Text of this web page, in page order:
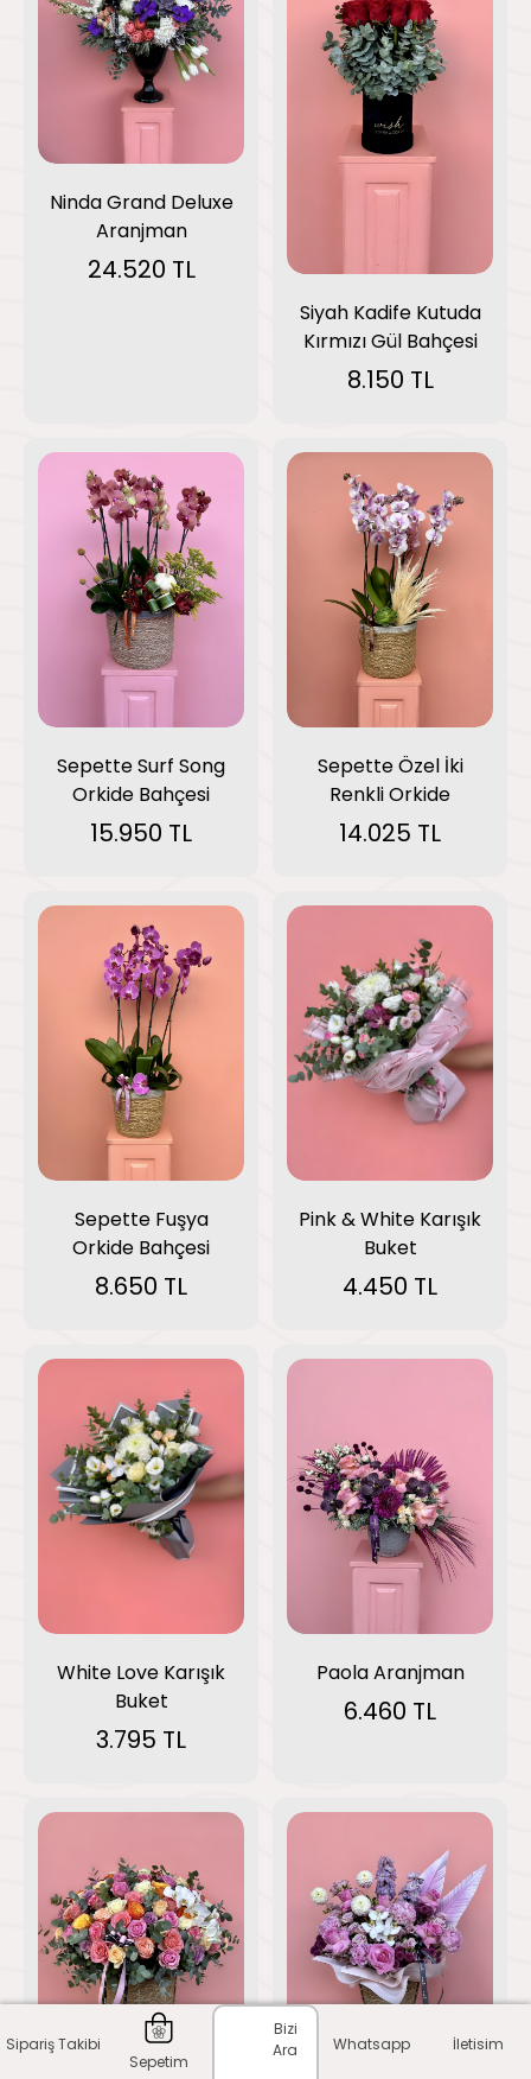
Ninda Grand Deluxe
Aranjman
24.520 TL
Siyah Kadife Kutuda
Kırmızı Gül Bahçesi
8.150 TL
Sepette Surf Song
Orkide Bahçesi
15.950 TL
Sepette Özel İki
Renkli Orkide
14.025 TL
Sepette Fuşya
Orkide Bahçesi
8.650 TL
Pink & White Karışık
Buket
4.450 TL
White Love Karışık
Buket
3.795 TL
Paola Aranjman
6.460 TL
Sipariş Takibi
Sepetim
Bizi
Ara
Whatsapp İletisim